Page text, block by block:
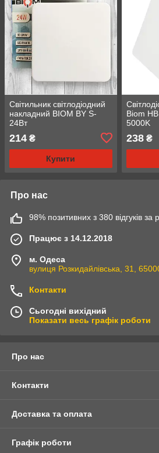
Світильник світлодіодний
накладний BIOM BY S-
24Вт
214 ₴
Купити
Biom
5000K
238₴
Про нас
98% позитивних з 380 відгуків за
Працює з 14.12.2018
м. Одеса
вулиця Розкидайлівська, 31,
Контакти
Сьогодні вихідний
Показати весь графік роботи
Про нас
Контакти
Доставка та оплата
Графік роботи